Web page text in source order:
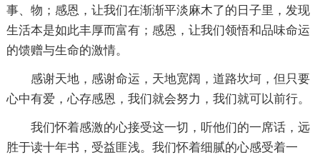
事、物；感恩，让我们在渐渐平淡麻木了的日子里，发现
生活本是如此丰厚而富有；感恩，让我们领悟和品味命运
的馈赠与生命的激情。
感谢天地，感谢命运，天地宽阔，道路坎坷，但只要
心中有爱，心存感恩，我们就会努力，我们就可以前行。
我们怀着感激的心接受这一切，听他们的一席话，远
胜于读十年书，受益匪浅。我们怀着细腻的心感受着一